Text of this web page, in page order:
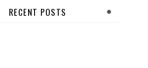
RECENT POSTS